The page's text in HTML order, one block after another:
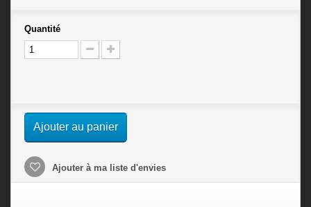
Quantité
Ajouter au panier
Ajouter à ma liste d'envies